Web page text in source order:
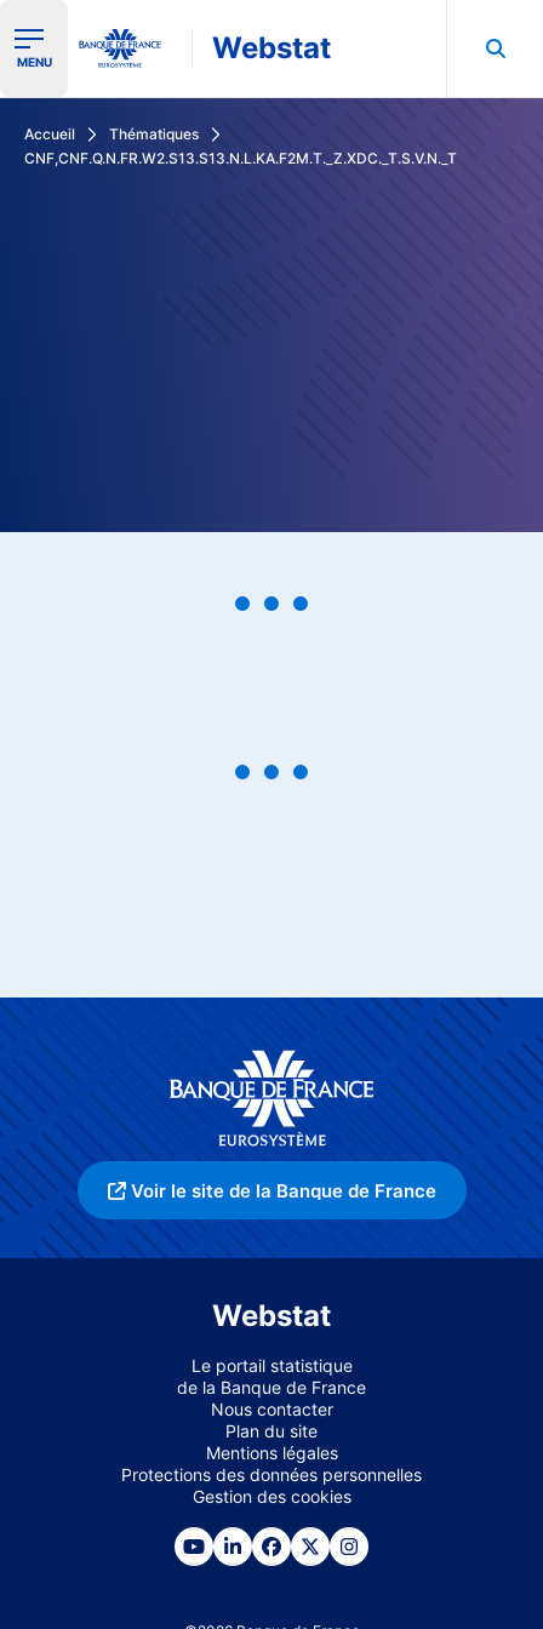
Ouvrir le menu de navigation
MENU Webstat
Accueil
Thématiques
CNF,CNF.Q.N.FR.W2.S13.S13.N.L.KA.F2M.T._Z.XDC._T.S.V.N._T
Voir le site de la Banque de France
Webstat
Le portail statistique
de la Banque de France
Nous contacter
Plan du site
Mentions légales
Protections des données personnelles
Gestion des cookies